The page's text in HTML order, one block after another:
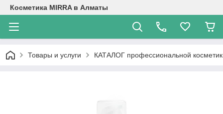
Косметика MIRRA в Алматы
Товары и услуги КАТАЛОГ профессиональной